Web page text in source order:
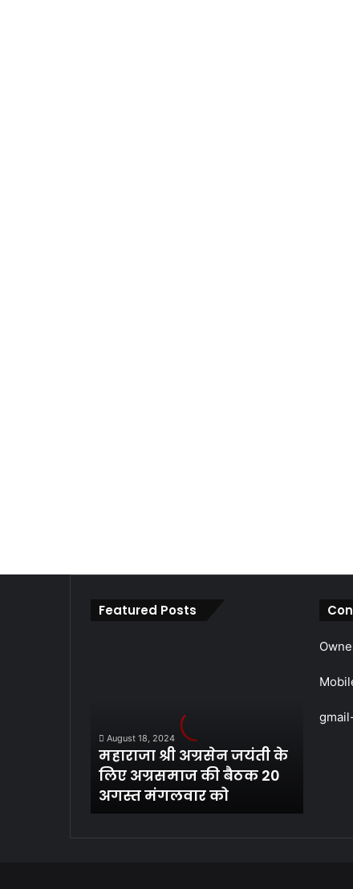
Featured Posts
अग्रसमाज
की
बैठक
20
अगस्त
August 18, 2024
महाराजा श्री अग्रसेन जयंती के
लिए अग्रसमाज की बैठक 20
अगस्त मंगलवार को